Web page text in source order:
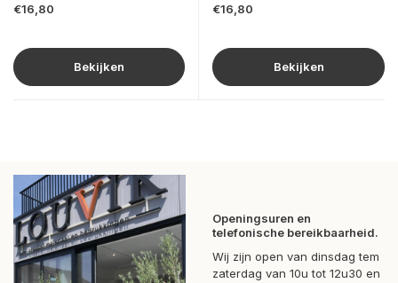
€16,80
Bekijken
€16,80
Bekijken
Openingsuren en
telefonische bereikbaarheid.
Wij zijn open van dinsdag tem
zaterdag van 10u tot 12u30 en